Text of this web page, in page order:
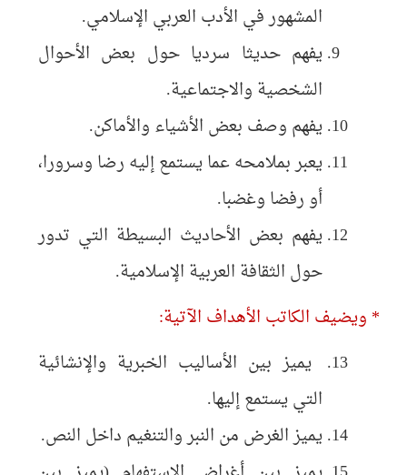
المشهور في الأدب العربي الإسلامي.
يفهم حديثا سرديا حول بعض الأحوال
الشخصية والاجتماعية.
يفهم وصف بعض الأشياء والأماكن.
يعبر بملامحه عما يستمع إليه رضا وسرورا،
أو رفضا وغضبا.
يفهم بعض الأحاديث البسيطة التي تدور
حول الثقافة العربية الإسلامية.
* ويضيف الكاتب الأهداف الآتية:
يميز بين الأساليب الخبرية والإنشائية
التي يستمع إليها.
يميز الغرض من النبر والتنغيم داخل النص.